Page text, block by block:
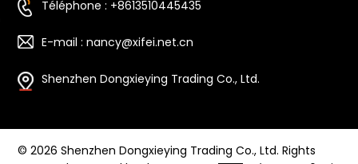
Téléphone : +8613510445435
E-mail : nancy@xifei.net.cn
Shenzhen Dongxieying Trading Co., Ltd.
© 2026 Shenzhen Dongxieying Trading Co., Ltd. Rights